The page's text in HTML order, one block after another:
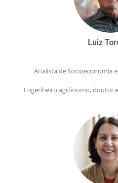
Luiz
Analista de Socioeconomia
Engenheiro agrônomo, doutor